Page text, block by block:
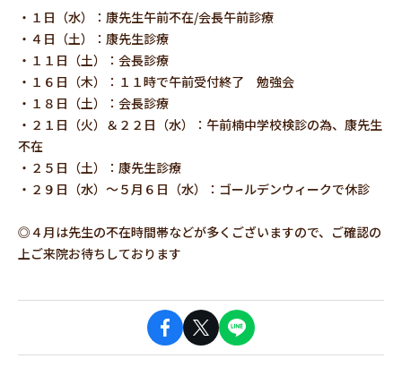
・１日（水）：康先生午前不在/会長午前診療
・４日（土）：康先生診療
・１１日（土）：会長診療
・１６日（木）：１１時で午前受付終了 勉強会
・１８日（土）：会長診療
・２１日（火）＆２２日（水）：午前楠中学校検診の為、康先生
不在
・２５日（土）：康先生診療
・２９日（水）～５月６日（水）：ゴールデンウィークで休診
◎４月は先生の不在時間帯などが多くございますので、ご確認の
上ご来院お待ちしております